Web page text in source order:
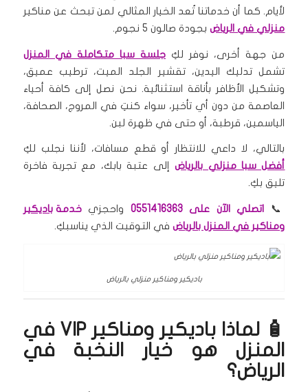
لأيام. كما أن خدماتنا تُعد الخيار المثالي لمن تبحث عن مناكير
منزلي في الرياضبجودة صالون 5 نجوم.
من جهة أخرى، نوفر لكِجلسة سبا متكاملة في المنزل
تشمل تدليك اليدين، تقشير الجلد الميت، ترطيب عميق،
وتشكيل الأظافر بأناقة استثنائية. نحن نصل إلى كافة أحياء
العاصمة من دون أي تأخير، سواء كنتِ في المروج، الصحافة،
الياسمين، قرطبة، أو حتى في ظهرة لبن.
بالتالي، لا داعي للانتظار أو قطع مسافات، لأننا نجلب لكِ
أفضل سبا منزلي بالرياضإلى عتبة بابك، مع تجربة فاخرة
تليق بكِ.
📞 اتصلي الآن على 0551416363 واحجزيخدمةباديكير
ومناكير في المنزل بالرياضفي التوقيت الذي يناسبكِ.
باديكير ومناكير منزلي بالرياض
🧴 لماذا باديكير ومناكير VIP في
المنزل هو خيار النخبة في
الرياض؟